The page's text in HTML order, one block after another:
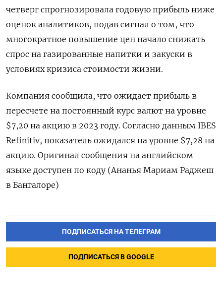
четверг спрогнозировала годовую прибыль ниже
оценок аналитиков, подав сигнал о том, что
многократное повышение цен начало снижать
спрос на газированные напитки и закуски в
условиях кризиса стоимости жизни.
Компания сообщила, что ожидает прибыль в
пересчете на постоянный курс валют на уровне
$7,20 на акцию в 2023 году. Согласно данным IBES
Refinitiv, показатель ожидался на уровне $7,28 на
акцию. Оригинал сообщения на английском
языке доступен по коду (Ананья Мариам Раджеш
в Бангалоре)
ПОДПИСАТЬСЯ НА ТЕЛЕГРАМ
ПОДПИСАТЬСЯ В GOOGLE